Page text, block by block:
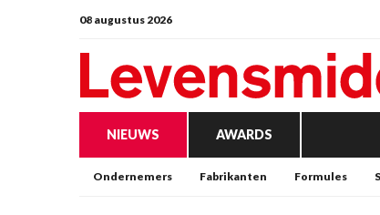
08 augustus 2026
NIEUWS AWARDS
Ondernemers Fabrikanten Formules